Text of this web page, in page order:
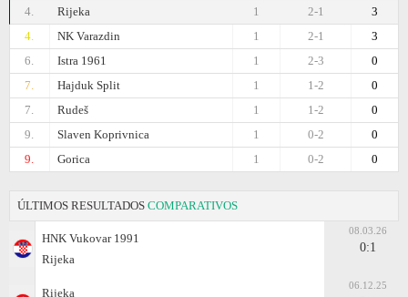
4.
Rijeka 3
2-1
1
4.
NK Varazdin 3
2-1
1
6.
Istra 1961 0
2-3
1
7.
Hajduk Split 0
1-2
1
7.
Rudeš 0
1-2
1
9.
Slaven Koprivnica 0
0-2
1
9.
Gorica 0
0-2
1
ÚLTIMOS RESULTADOS COMPARATIVOS
HNK Vukovar 1991
Rijeka
08.03.26
0:1
Rijeka
06.12.25